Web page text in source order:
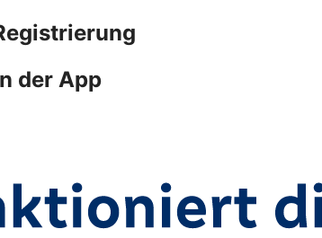
der App